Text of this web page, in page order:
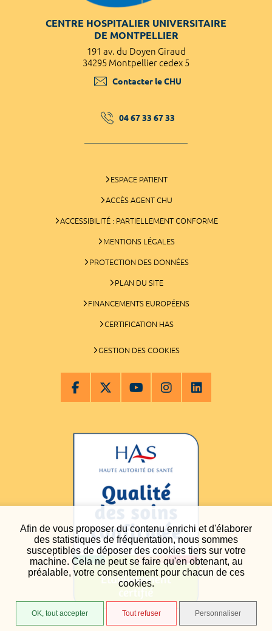
Afin de vous proposer du contenu enrichi et d'élaborer
des statistiques de fréquentation, nous sommes
susceptibles de déposer des cookies tiers sur votre
machine. Cela ne peut se faire qu'en obtenant, au
préalable, votre consentement pour chacun de ces
cookies.
OK, tout accepter Tout refuser Personnaliser
CENTRE HOSPITALIER UNIVERSITAIRE
DE MONTPELLIER
191 av. du Doyen Giraud
34295 Montpellier cedex 5
Contacter le CHU
04 67 33 67 33
ESPACE PATIENT
ACCÈS AGENT CHU
ACCESSIBILITÉ : PARTIELLEMENT CONFORME
MENTIONS LÉGALES
PROTECTION DES DONNÉES
PLAN DU SITE
FINANCEMENTS EUROPÉENS
CERTIFICATION HAS
GESTION DES COOKIES